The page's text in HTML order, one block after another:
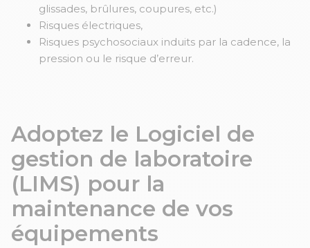
glissades, brûlures, coupures, etc.)
Risques électriques,
Risques psychosociaux induits par la cadence, la
pression ou le risque d’erreur.
Adoptez le Logiciel de
gestion de laboratoire
(LIMS) pour la
maintenance de vos
équipements